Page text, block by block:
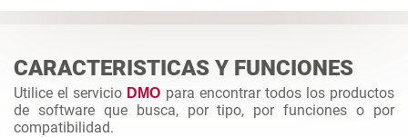
CARACTERISTICAS Y FUNCIONES
Utilice el servicio DMO para encontrar todos los productos
de software que busca, por tipo, por funciones o por
compatibilidad.